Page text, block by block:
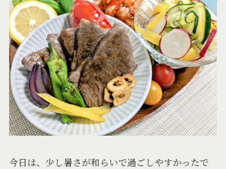
今日は、少し暑さが和らいで過ごしやすかったで